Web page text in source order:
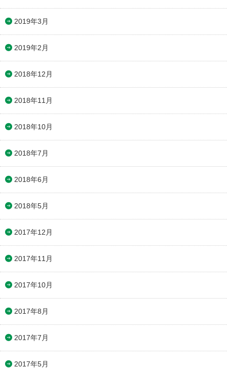
2019年3月
2019年2月
2018年12月
2018年11月
2018年10月
2018年7月
2018年6月
2018年5月
2017年12月
2017年11月
2017年10月
2017年8月
2017年7月
2017年5月